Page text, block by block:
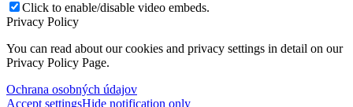
Click to enable/disable video embeds.
Privacy Policy
You can read about our cookies and privacy settings in detail on our
Privacy Policy Page.
Ochrana osobných údajov
Accept settingsHide notification only